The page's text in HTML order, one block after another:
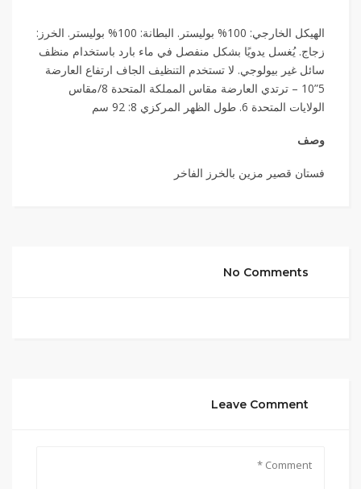
الهيكل الخارجي: 100% بوليستر. البطانة: 100% بوليستر. الخرز:
زجاج. يُغسل يدويًا بشكل منفصل في ماء بارد باستخدام منظف
سائل غير بيولوجي. لا تستخدم التنظيف الجاف ارتفاع العارضة
5”10 – ترتدي العارضة مقاس المملكة المتحدة 8/مقاس
الولايات المتحدة 6. طول الظهر المركزي 8: 92 سم
وصف
فستان قصير مزين بالخرز الفاخر
No Comments
Leave Comment